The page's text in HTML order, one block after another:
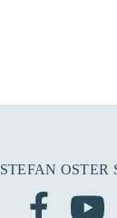
STEFAN